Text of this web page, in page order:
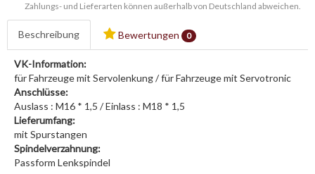
Zahlungs- und Lieferarten können außerhalb von Deutschland abweichen.
Beschreibung Bewertungen 0
VK-Information:
für Fahrzeuge mit Servolenkung / für Fahrzeuge mit Servotronic
Anschlüsse:
Auslass : M16 * 1,5 / Einlass : M18 * 1,5
Lieferumfang:
mit Spurstangen
Spindelverzahnung:
Passform Lenkspindel